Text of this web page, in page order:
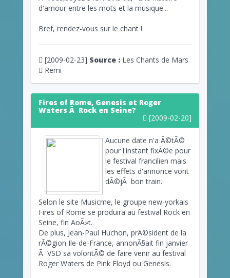
d'amour entre les mots et la musique...
Bref, rendez-vous sur le chant !
[2009-02-23] Source : Les Chants de Mars
Remi
Fires of Rome, Genesis et Roger
Waters Ã Rock en Seine?
[2009-02-20]
Aucune date n'a Ã©tÃ©
pour l'instant fixÃ©e pour
le festival francilien mais
les effets d'annonce vont
dÃ©jÃ bon train.
Selon le site Musicme, le groupe new-yorkais
Fires of Rome se produira au festival Rock en
Seine, fin AoÃ»t.
De plus, Jean-Paul Huchon, prÃ©sident de la
rÃ©gion Ile-de-France, annonÃ§ait fin janvier
Ã VSD sa volontÃ© de faire venir au festival
Roger Waters de Pink Floyd ou Genesis.